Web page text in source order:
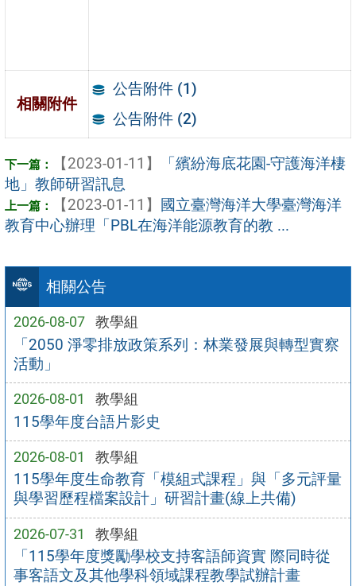
相關公告
2026-08-07 教學組
「2050 淨零排放政策系列：林業發展與轉型實察
活動」
2026-08-01 教學組
115學年度台語片影史
2026-08-01 教學組
115學年度生命教育「模組式課程」與「多元評量
與學習歷程檔案設計」研習計畫(線上共備)
2026-07-31 教學組
「115學年度獎勵學校支持客語師資實 際同時從
事客語文及其他學科領域課程教學試辦計畫
相關附件
公告附件 (1)
公告附件 (2)
【2023-01-11】
「繽紛海底花園-守護海洋棲
地」教師研習訊息
【2023-01-11】 國立臺灣海洋大學臺灣海洋
教育中心辦理「PBL在海洋能源教育的教 ...